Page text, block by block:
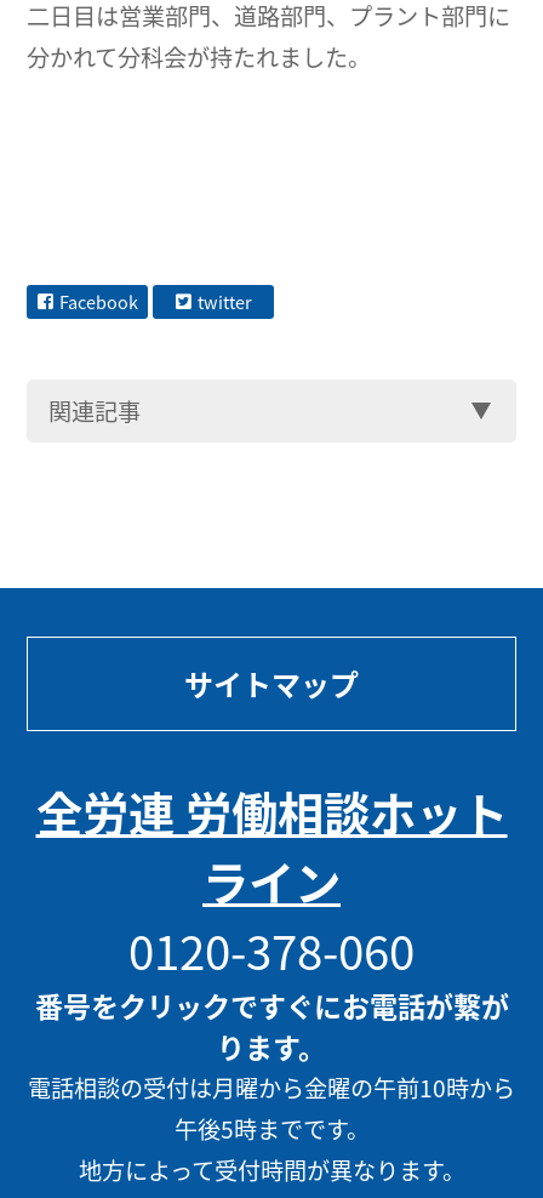
二日目は営業部門、道路部門、プラント部門に
分かれて分科会が持たれました。
Facebook twitter
関連記事
サイトマップ
全労連 労働相談ホット
ライン
0120-378-060
番号をクリックですぐにお電話が繋が
ります。
電話相談の受付は月曜から金曜の午前10時から
午後5時までです。
地方によって受付時間が異なります。